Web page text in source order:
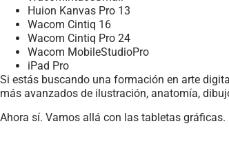
Huion Kanvas Pro 13
Wacom Cintiq 16
Wacom Cintiq Pro 24
Wacom MobileStudioPro
iPad Pro
Si estás buscando una formación en arte
más avanzados de ilustración, anatomía,
Ahora sí. Vamos allá con las tabletas gráficas.